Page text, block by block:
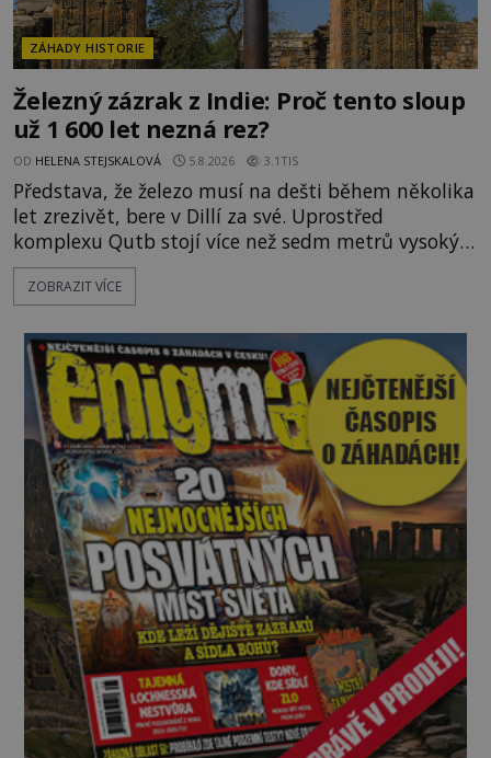
ZÁHADY HISTORIE
Železný zázrak z Indie: Proč tento sloup
už 1 600 let nezná rez?
OD HELENA STEJSKALOVÁ 5.8.2026 3.1TIS
Představa, že železo musí na dešti během několika
let zrezivět, bere v Dillí za své. Uprostřed
komplexu Qutb stojí více než sedm metrů vysoký
železný sloup, který už přibližně 1 600 let odolává
počasí s jen nepatrnými stopami koroze. Jeho
ztracených technologiích či tajemných
materiálech. Moderní metalurgie však ukazuje, že
skutečné vysvětlení je ješt
ZOBRAZIT VÍCE